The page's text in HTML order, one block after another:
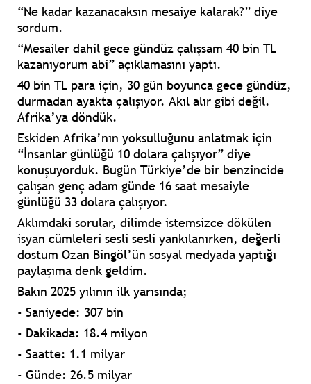
“Ne kadar kazanacaksın mesaiye kalarak?” diye
sordum.
“Mesailer dahil gece gündüz çalışsam 40 bin TL
kazanıyorum abi” açıklamasını yaptı.
40 bin TL para için, 30 gün boyunca gece gündüz,
durmadan ayakta çalışıyor. Akıl alır gibi değil.
Afrika’ya döndük.
Eskiden Afrika’nın yoksulluğunu anlatmak için
“İnsanlar günlüğü 10 dolara çalışıyor” diye
konuşuyorduk. Bugün Türkiye’de bir benzincide
çalışan genç adam günde 16 saat mesaiyle
günlüğü 33 dolara çalışıyor.
Aklımdaki sorular, dilimde istemsizce dökülen
isyan cümleleri sesli sesli yankılanırken, değerli
dostum Ozan Bingöl’ün sosyal medyada yaptığı
paylaşıma denk geldim.
Bakın 2025 yılının ilk yarısında;
- Saniyede: 307 bin
- Dakikada: 18.4 milyon
- Saatte: 1.1 milyar
- Günde: 26.5 milyar